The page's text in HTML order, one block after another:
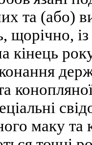
та (або)
щорічно,
кінець
маку та